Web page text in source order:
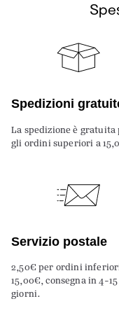
Spedizioni
La spedizione è gratuita
gli ordini superiori a
Servizio postale
2,50€ per ordini
15,00€, consegna in 4-15
giorni.